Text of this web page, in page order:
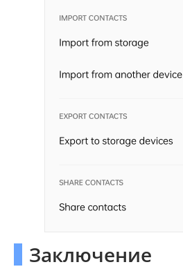
Заключение